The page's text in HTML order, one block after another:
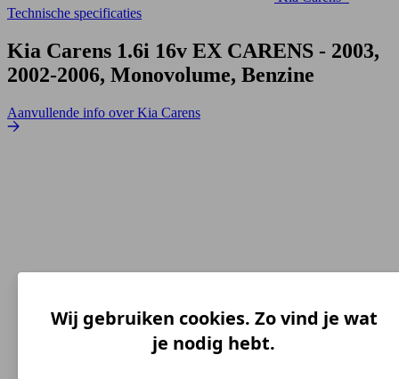
Technische specificaties
Kia Carens 1.6i 16v EX CARENS - 2003,
2002-2006, Monovolume, Benzine
Aanvullende info over Kia Carens
Wij gebruiken cookies. Zo vind je wat
je nodig hebt.